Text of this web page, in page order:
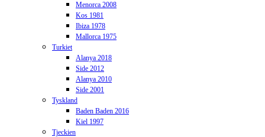
Menorca 2008
Kos 1981
Ibiza 1978
Mallorca 1975
Turkiet
Alanya 2018
Side 2012
Alanya 2010
Side 2001
Tyskland
Baden Baden 2016
Kiel 1997
Tjeckien